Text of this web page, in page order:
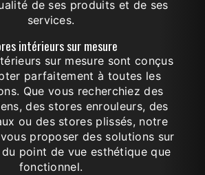
de ses produits et de ses
services.
intérieurs sur mesure
sur mesure sont conçus
parfaitement à toutes les
Que vous recherchiez des
des stores enrouleurs, des
ou des stores plissés, notre
proposer des solutions sur
point de vue esthétique que
fonctionnel.